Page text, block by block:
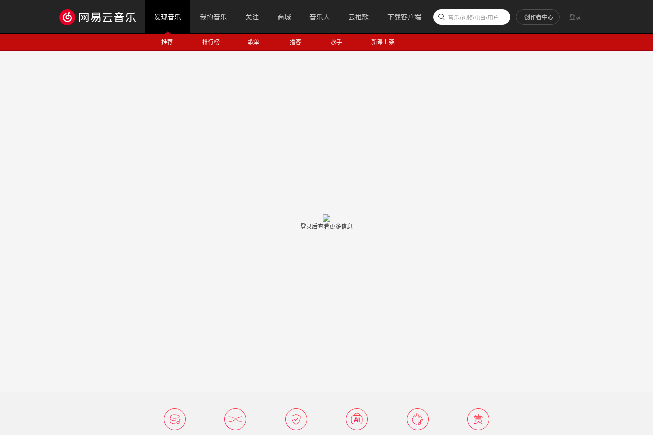
发现音乐 我的音乐 关注 商城 音乐人 云推歌 下载客户端 登录
创作者中心
音乐/视频/电台/用户
推荐 排行榜 歌单 播客 歌手 新碟上架